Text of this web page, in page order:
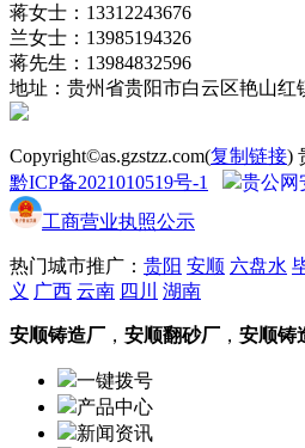
蒋女士：13312243676
兰女士：13985194326
蒋先生：13984832596
地址：贵州省贵阳市白云区艳山红
Copyright©as.gzstzz.com(复制链接)
黔ICP备2021010519号-1
贵公网
工商营业执照公示
热门城市推广： 贵阳 安顺 六盘水
义 广西 云南 四川 湖南
安顺铸造厂 ， 安顺翻砂厂 ， 安顺铸
一键拨号
产品中心
新闻资讯